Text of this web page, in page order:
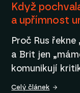
Když
a upřímnost
Proč Rus
a Brit jen
komunikují
Celý článek